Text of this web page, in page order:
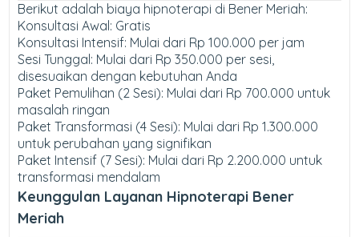
Berikut adalah biaya hipnoterapi di Bener Meriah:
Konsultasi Awal: Gratis
Konsultasi Intensif: Mulai dari Rp 100.000 per jam
Sesi Tunggal: Mulai dari Rp 350.000 per sesi,
disesuaikan dengan kebutuhan Anda
Paket Pemulihan (2 Sesi): Mulai dari Rp 700.000 untuk
masalah ringan
Paket Transformasi (4 Sesi): Mulai dari Rp 1.300.000
untuk perubahan yang signifikan
Paket Intensif (7 Sesi): Mulai dari Rp 2.200.000 untuk
transformasi mendalam
Keunggulan Layanan Hipnoterapi Bener
Meriah